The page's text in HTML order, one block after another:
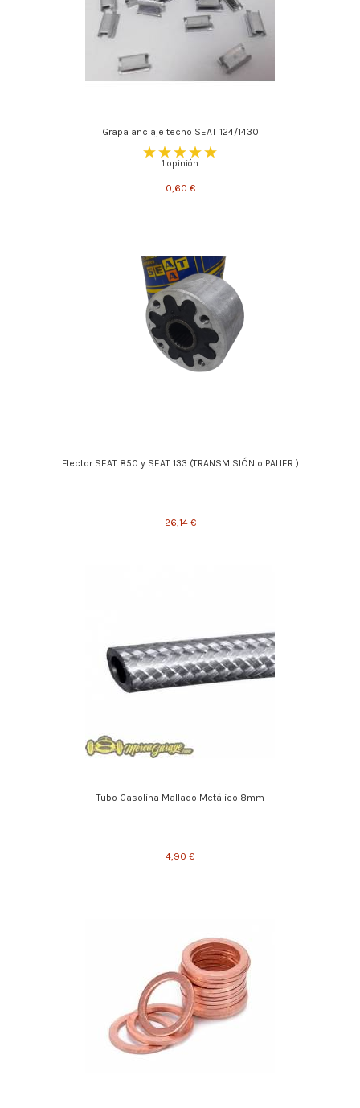
Grapa anclaje techo SEAT 124/1430
1 opinión
0,60 €
Flector SEAT 850 y SEAT 133 (TRANSMISIÓN o PALIER )
26,14 €
Tubo Gasolina Mallado Metálico 8mm
4,90 €